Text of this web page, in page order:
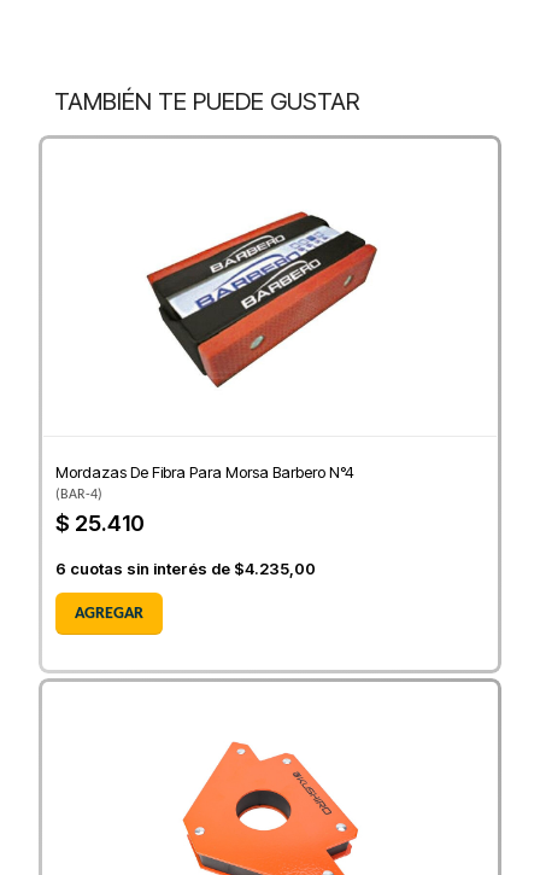
TAMBIÉN TE PUEDE GUSTAR
Mordazas De Fibra Para Morsa Barbero N°4
(BAR-4)
$ 25.410
6 cuotas sin interés de $4.235,00
AGREGAR